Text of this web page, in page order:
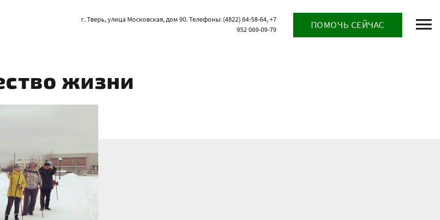
г. Тверь, улица Московская, дом 90. Телефоны: (4822) 64-58-64, +7
952 069-09-79
ПОМОЧЬ СЕЙЧАС
жизни